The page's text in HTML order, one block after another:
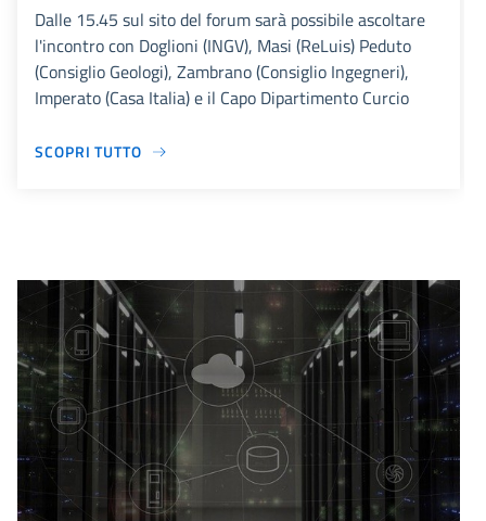
Dalle 15.45 sul sito del forum sarà possibile ascoltare
l'incontro con Doglioni (INGV), Masi (ReLuis) Peduto
(Consiglio Geologi), Zambrano (Consiglio Ingegneri),
Imperato (Casa Italia) e il Capo Dipartimento Curcio
SCOPRI TUTTO